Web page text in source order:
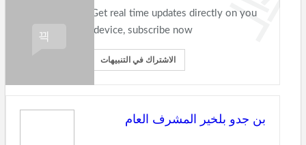
Get real time updates directly on you
device, subscribe now.
الاشتراك في التنبيهات
بن جدو بلخير المشرف العام